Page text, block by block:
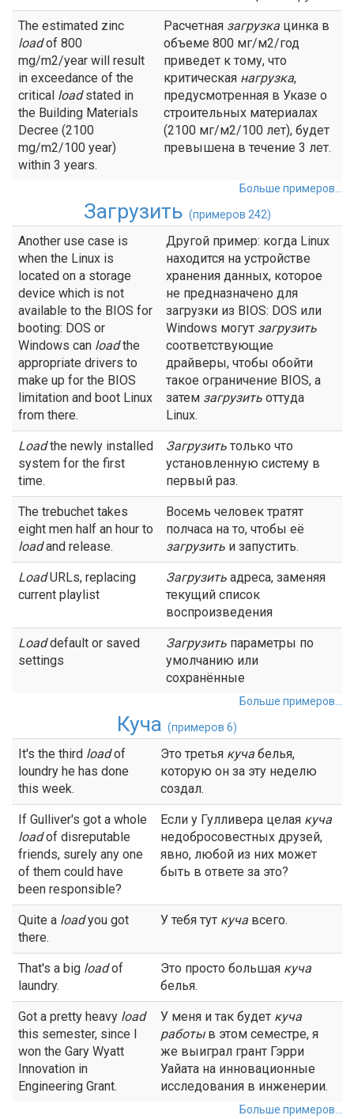
The estimated zinc
loadof 800
mg/m2/year will result
in exceedance of the
critical loadstated in
the Building Materials
Decree (2100
mg/m2/100 year)
within 3 years.
Расчетная загрузка цинка в
объеме 800 мг/м2/год
приведет к тому, что
критическая нагрузка,
предусмотренная в Указе о
строительных материалах
(2100 мг/м2/100 лет), будет
превышена в течение 3 лет.
Больше примеров...
Загрузить (примеров 242)
Another use case is
when the Linux is
located on a storage
device which is not
available to the BIOS for
booting: DOS or
Windows can loadthe
appropriate drivers to
make up for the BIOS
limitation and boot Linux
from there.
Другой пример: когда Linux
находится на устройстве
хранения данных, которое
не предназначено для
загрузки из BIOS: DOS или
Windows могут загрузить
соответствующие
драйверы, чтобы обойти
такое ограничение BIOS, а
затем загрузить оттуда
Linux.
Loadthe newly installed
system for the first
time.
Загрузить только что
установленную систему в
первый раз.
The trebuchet takes
eight men half an hour to
loadand release.
Восемь человек тратят
полчаса на то, чтобы её
загрузить и запустить.
LoadURLs, replacing
current playlist
Загрузить адреса, заменяя
текущий список
воспроизведения
Loaddefault or saved
settings
Загрузить параметры по
умолчанию или
сохранённые
Больше примеров...
Куча (примеров 6)
It's the third loadof
loundry he has done
this week.
Это третья куча белья,
которую он за эту неделю
создал.
If Gulliver's got a whole
loadof disreputable
friends, surely any one
of them could have
been responsible?
Если у Гулливера целая куча
недобросовестных друзей,
явно, любой из них может
быть в ответе за это?
Quite a loadyou got
there.
У тебя тут куча всего.
That's a big loadof
laundry.
Это просто большая куча
белья.
Got a pretty heavy load
this semester, since I
won the Gary Wyatt
Innovation in
Engineering Grant.
У меня и так будет куча
работыв этом семестре, я
же выиграл грант Гэрри
Уайата на инновационные
исследования в инженерии.
Больше примеров...